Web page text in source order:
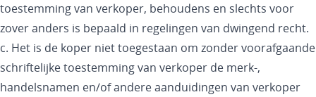
toestemming van verkoper, behoudens en slechts voor
zover anders is bepaald in regelingen van dwingend recht.
c. Het is de koper niet toegestaan om zonder voorafgaande
schriftelijke toestemming van verkoper de merk-,
handelsnamen en/of andere aanduidingen van verkoper